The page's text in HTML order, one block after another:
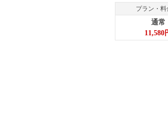
プラン・料
通常
11,580